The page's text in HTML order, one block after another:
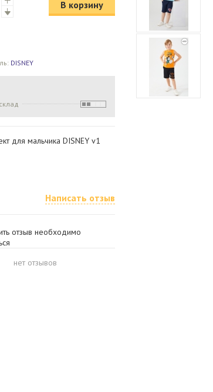
В корзину
DISNEY
для мальчика DISNEY v1
Написать отзыв
отзыв необходимо
нет отзывов